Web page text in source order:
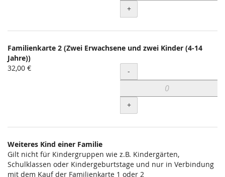
+
Familienkarte 2 (Zwei Erwachsene und zwei Kinder (4-14
Jahre))
32,00 €
Menge
-
+
Weiteres Kind einer Familie
Gilt nicht für Kindergruppen wie z.B. Kindergärten,
Schulklassen oder Kindergeburtstage und nur in Verbindung
mit dem Kauf der Familienkarte 1 oder 2